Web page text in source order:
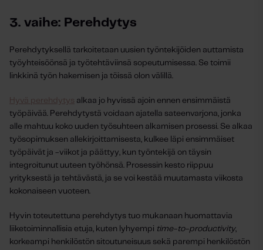
3. vaihe: Perehdytys
Perehdytyksellä tarkoitetaan uusien työntekijöiden auttamista
työyhteisöönsä ja työtehtäviinsä sopeutumisessa. Se toimii
linkkinä työn hakemisen ja töissä olon välillä.
Hyvä perehdytys alkaa jo hyvissä ajoin ennen ensimmäistä
työpäivää. Perehdytystä voidaan ajatella sateenvarjona, jonka
alle mahtuu koko uuden työsuhteen alkamisen prosessi. Se alkaa
työsopimuksen allekirjoittamisesta, kulkee läpi ensimmäiset
työpäivät ja -viikot ja päättyy, kun työntekijä on täysin
integroitunut uuteen työhönsä. Prosessin kesto riippuu
yrityksestä ja tehtävästä, ja se voi kestää muutamasta viikosta
kokonaiseen vuoteen.
Hyvin toteutettuna perehdytys tuo mukanaan huomattavia
liiketoiminnallisia etuja, kuten lyhyempi time-to-productivity,
korkeampi henkilöstön sitoutuneisuus sekä parempi henkilöstön